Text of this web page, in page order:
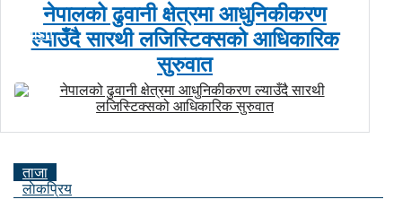
English
नेपालको ढुवानी क्षेत्रमा आधुनिकीकरण
ल्याउँदै सारथी लजिस्टिक्सको आधिकारिक
सुरुवात
ताजा
लाेकप्रिय